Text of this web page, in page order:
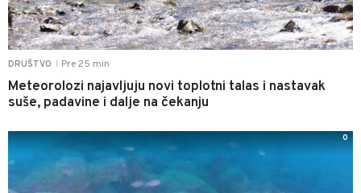
DRUŠTVO Pre 25 min
Meteorolozi najavljuju novi toplotni talas i nastavak
suše, padavine i dalje na čekanju
0